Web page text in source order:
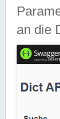
an die